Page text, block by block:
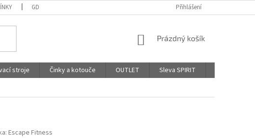
GDPR - PODMÍNKY OCHRANY OSOBNÍCH ÚDAJŮ AFFILIATE PROGRAM
Přihlášení
NÁKUPNÍ
Prázdný košík
stroje Činky a kotouče OUTLET Sleva SPIRIT
Escape Fitness